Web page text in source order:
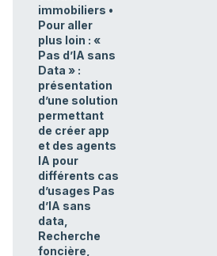
immobiliers •
Pour aller
plus loin : «
Pas d’IA sans
Data » :
présentation
d’une solution
permettant
de créer app
et des agents
IA pour
différents cas
d’usages Pas
d’IA sans
data,
Recherche
foncière,